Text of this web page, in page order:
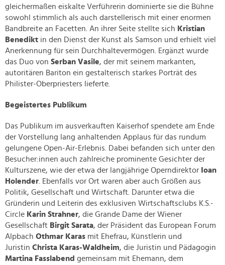
gleichermaßen eiskalte Verführerin dominierte sie die Bühne
sowohl stimmlich als auch darstellerisch mit einer enormen
Bandbreite an Facetten. An ihrer Seite stellte sich Kristian
Benedikt in den Dienst der Kunst als Samson und erhielt viel
Anerkennung für sein Durchhaltevermögen. Ergänzt wurde
das Duo von Serban Vasile, der mit seinem markanten,
autoritären Bariton ein gestalterisch starkes Porträt des
Philister-Oberpriesters lieferte.
Begeistertes Publikum
Das Publikum im ausverkauften Kaiserhof spendete am Ende
der Vorstellung lang anhaltenden Applaus für das rundum
gelungene Open-Air-Erlebnis. Dabei befanden sich unter den
Besucher:innen auch zahlreiche prominente Gesichter der
Kulturszene, wie der etwa der langjährige Operndirektor Ioan
Holender . Ebenfalls vor Ort waren aber auch Größen aus
Politik, Gesellschaft und Wirtschaft. Darunter etwa die
Gründerin und Leiterin des exklusiven Wirtschaftsclubs K.S.-
Circle Karin Strahner, die Grande Dame der Wiener
Gesellschaft Birgit Sarata, der Präsident das European Forum
Alpbach Othmar Karas mit Ehefrau, Künstlerin und
Juristin Christa Karas-Waldheim, die Juristin und Pädagogin
Martina Fasslabend gemeinsam mit Ehemann, dem